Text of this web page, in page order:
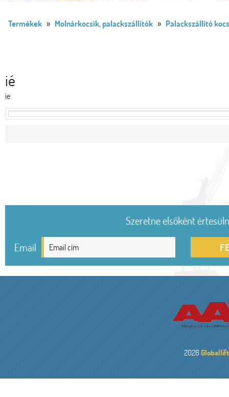
Termékek » Molnárkocsik, palackszállítók » Palackszállító
ié
ie
Szeretne elsőként
Email
2026